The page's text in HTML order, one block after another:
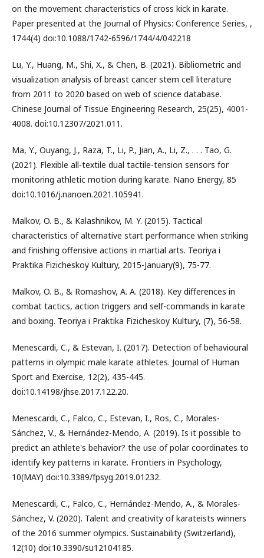
on the movement characteristics of cross kick in karate.
Paper presented at the Journal of Physics: Conference Series, ,
1744(4) doi:10.1088/1742-6596/1744/4/042218
Lu, Y., Huang, M., Shi, X., & Chen, B. (2021). Bibliometric and
visualization analysis of breast cancer stem cell literature
from 2011 to 2020 based on web of science database.
Chinese Journal of Tissue Engineering Research, 25(25), 4001-
4008. doi:10.12307/2021.011.
Ma, Y., Ouyang, J., Raza, T., Li, P., Jian, A., Li, Z., . . . Tao, G.
(2021). Flexible all-textile dual tactile-tension sensors for
monitoring athletic motion during karate. Nano Energy, 85
doi:10.1016/j.nanoen.2021.105941.
Malkov, O. B., & Kalashnikov, M. Y. (2015). Tactical
characteristics of alternative start performance when striking
and finishing offensive actions in martial arts. Teoriya i
Praktika Fizicheskoy Kultury, 2015-January(9), 75-77.
Malkov, O. B., & Romashov, A. A. (2018). Key differences in
combat tactics, action triggers and self-commands in karate
and boxing. Teoriya i Praktika Fizicheskoy Kultury, (7), 56-58.
Menescardi, C., & Estevan, I. (2017). Detection of behavioural
patterns in olympic male karate athletes. Journal of Human
Sport and Exercise, 12(2), 435-445.
doi:10.14198/jhse.2017.122.20.
Menescardi, C., Falco, C., Estevan, I., Ros, C., Morales-
Sánchez, V., & Hernández-Mendo, A. (2019). Is it possible to
predict an athlete's behavior? the use of polar coordinates to
identify key patterns in karate. Frontiers in Psychology,
10(MAY) doi:10.3389/fpsyg.2019.01232.
Menescardi, C., Falco, C., Hernández-Mendo, A., & Morales-
Sánchez, V. (2020). Talent and creativity of karateists winners
of the 2016 summer olympics. Sustainability (Switzerland),
12(10) doi:10.3390/su12104185.